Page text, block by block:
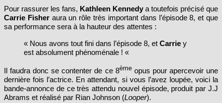
Pour rassurer les fans, Kathleen Kennedy a toutefois précisé que
Carrie Fisheraura un rôle très important dans l’épisode 8, et que
sa performance sera à la hauteur des attentes :
« Nous avons tout fini dans l’épisode 8, et Carrie y
est absolument phénoménale ! «
Il faudra donc se contenter de ce 8èmeopus pour apercevoir une
dernière fois l’actrice. En attendant, si vous l’avez loupée, voici la
bande-annonce de ce très attendu nouvel épisode, produit par J.J
Abrams et réalisé par Rian Johnson (Looper).